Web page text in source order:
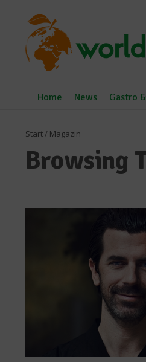
Home News Gastro
Start/ Magazin
Browsing